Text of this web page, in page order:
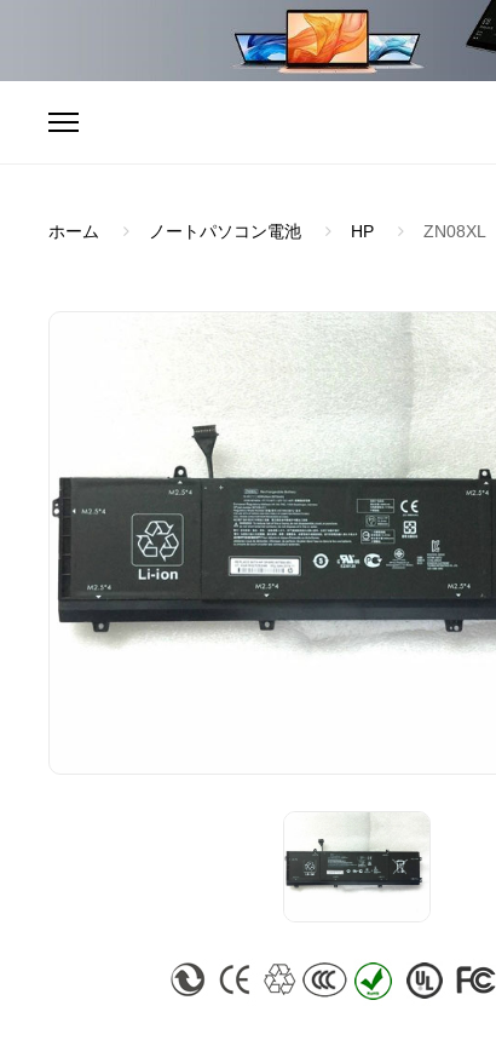
ホーム ノートパソコン電池 HP ZN08XL